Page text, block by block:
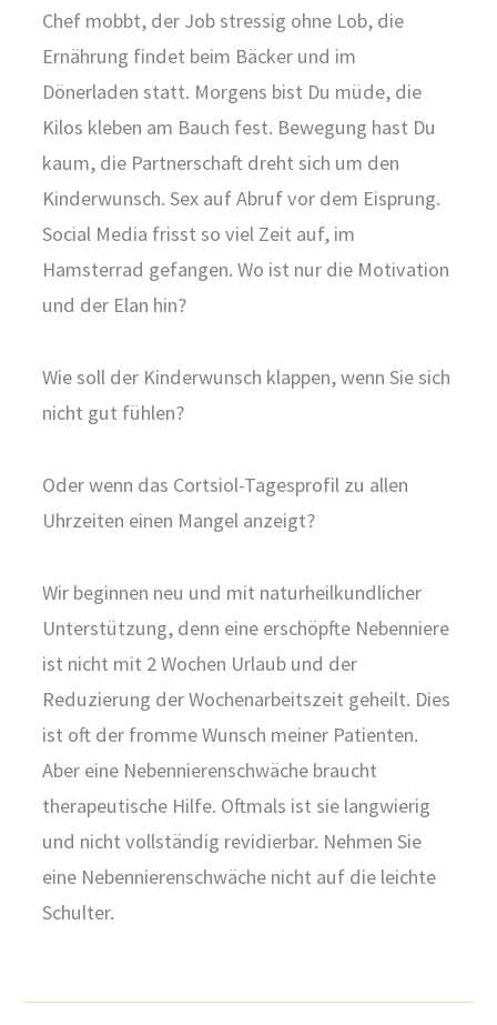
Chef mobbt, der Job stressig ohne Lob, die
Ernährung findet beim Bäcker und im
Dönerladen statt. Morgens bist Du müde, die
Kilos kleben am Bauch fest. Bewegung hast Du
kaum, die Partnerschaft dreht sich um den
Kinderwunsch. Sex auf Abruf vor dem Eisprung.
Social Media frisst so viel Zeit auf, im
Hamsterrad gefangen. Wo ist nur die Motivation
und der Elan hin?
Wie soll der Kinderwunsch klappen, wenn Sie sich
nicht gut fühlen?
Oder wenn das Cortsiol-Tagesprofil zu allen
Uhrzeiten einen Mangel anzeigt?
Wir beginnen neu und mit naturheilkundlicher
Unterstützung, denn eine erschöpfte Nebenniere
ist nicht mit 2 Wochen Urlaub und der
Reduzierung der Wochenarbeitszeit geheilt. Dies
ist oft der fromme Wunsch meiner Patienten.
Aber eine Nebennierenschwäche braucht
therapeutische Hilfe. Oftmals ist sie langwierig
und nicht vollständig revidierbar. Nehmen Sie
eine Nebennierenschwäche nicht auf die leichte
Schulter.